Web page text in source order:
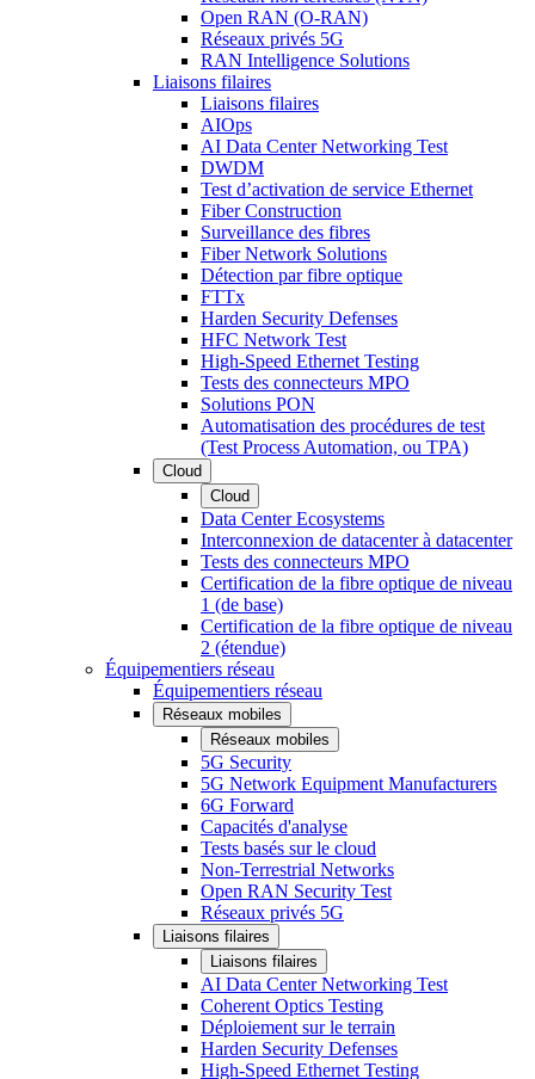
Open RAN (O-RAN)
Réseaux privés 5G
RAN Intelligence Solutions
Liaisons filaires
Liaisons filaires
AIOps
AI Data Center Networking Test
DWDM
Test d’activation de service Ethernet
Fiber Construction
Surveillance des fibres
Fiber Network Solutions
Détection par fibre optique
FTTx
Harden Security Defenses
HFC Network Test
High-Speed Ethernet Testing
Tests des connecteurs MPO
Solutions PON
Automatisation des procédures de test
(Test Process Automation, ou TPA)
Cloud
Cloud
Data Center Ecosystems
Interconnexion de datacenter à datacenter
Tests des connecteurs MPO
Certification de la fibre optique de niveau
1 (de base)
Certification de la fibre optique de niveau
2 (étendue)
Équipementiers réseau
Équipementiers réseau
Réseaux mobiles
Réseaux mobiles
5G Security
5G Network Equipment Manufacturers
6G Forward
Capacités d'analyse
Tests basés sur le cloud
Non-Terrestrial Networks
Open RAN Security Test
Réseaux privés 5G
Liaisons filaires
Liaisons filaires
AI Data Center Networking Test
Coherent Optics Testing
Déploiement sur le terrain
Harden Security Defenses
High-Speed Ethernet Testing